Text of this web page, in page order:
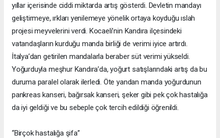
yıllar içerisinde ciddi miktarda artış gösterdi. Devletin mandayı
geliştirmeye, ırkları yenilemeye yönelik ortaya koyduğu ıslah
projesi meyvelerini verdi. Kocaeli’nin Kandıra ilçesindeki
vatandaşların kurduğu manda birliği de verimi iyice artırdı.
İtalya’dan getirilen mandalarla beraber süt verimi yükseldi.
Yoğurduyla meşhur Kandıra’da, yoğurt satışlarındaki artış da bu
duruma paralel olarak ilerledi. Öte yandan manda yoğurdunun
pankreas kanseri, bağırsak kanseri, şeker gibi pek çok hastalığa
da iyi geldiği ve bu sebeple çok tercih edildiği öğrenildi.
“Birçok hastalığa şifa”